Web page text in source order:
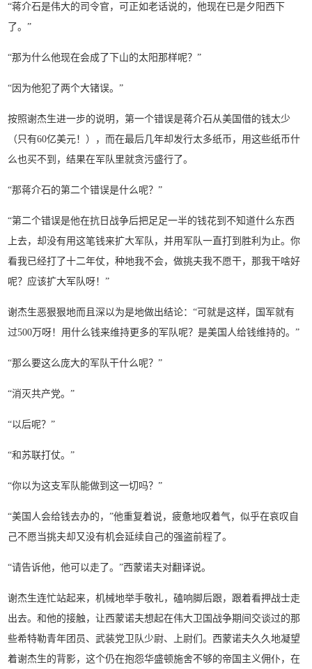
“蒋介石是伟大的司令官，可正如老话说的，他现在已是夕阳西下
了。”
“那为什么他现在会成了下山的太阳那样呢？”
“因为他犯了两个大锗误。”
按照谢杰生进一步的说明，第一个错误是蒋介石从美国借的钱太少
（只有60亿美元！），而在最后几年却发行太多纸币，用这些纸币什
么也买不到，结果在军队里就贪污盛行了。
“那蒋介石的第二个错误是什么呢？”
“第二个错误是他在抗日战争后把足足一半的钱花到不知道什么东西
上去，却没有用这笔钱来扩大军队，并用军队一直打到胜利为止。你
看我已经打了十二年仗，种地我不会，做挑夫我不愿干，那我干啥好
呢？应该扩大军队呀！”
谢杰生恶狠狠地而且深以为是地做出结论：“可就是这样，国军就有
过500万呀！用什么钱来维持更多的军队呢？是美国人给钱维持的。”
“那么要这么庞大的军队干什么呢？”
“消灭共产党。”
“以后呢？”
“和苏联打仗。”
“你以为这支军队能做到这一切吗？”
“美国人会给钱去办的，”他重复着说，疲惫地叹着气，似乎在哀叹自
己不愿当挑夫却又没有机会延续自己的强盗前程了。
“请告诉他，他可以走了。”西蒙诺夫对翻译说。
谢杰生连忙站起来，机械地举手敬礼，磕响脚后跟，跟着看押战士走
出去。和他的接触，让西蒙诺夫想起在伟大卫国战争期间交谈过的那
些希特勒青年团员、武装党卫队少尉、上尉们。西蒙诺夫久久地凝望
着谢杰生的背影，这个仍在抱怨华盛顿施舍不够的帝国主义佣仆，在